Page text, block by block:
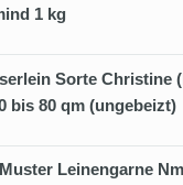
1 kg
Sorte Christine
bis 80 qm (ungebeizt)
Leinengarne